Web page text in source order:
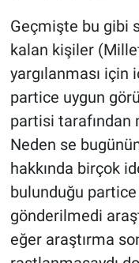
Geçmişte bu gibi
kalan kişiler
yargılanması
partice uygun
partisi
Neden se
hakkında birçok
bulunduğu
gönderilmedi
eğer araştırma